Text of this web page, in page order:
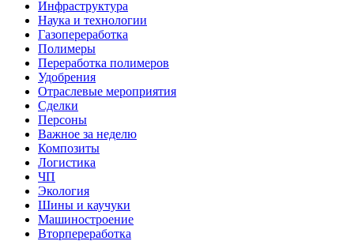
Инфраструктура
Наука и технологии
Газопереработка
Полимеры
Переработка полимеров
Удобрения
Отраслевые мероприятия
Сделки
Персоны
Важное за неделю
Композиты
Логистика
ЧП
Экология
Шины и каучуки
Машиностроение
Вторпереработка